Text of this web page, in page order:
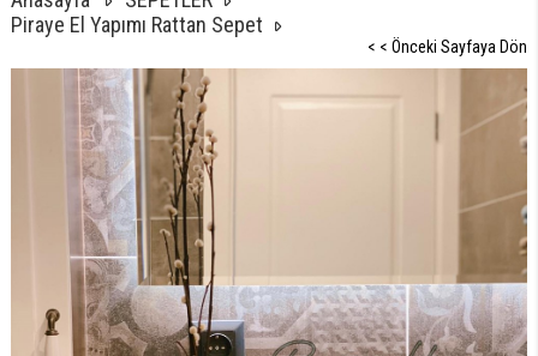
Piraye El Yapımı Rattan Sepet
< < Önceki Sayfaya Dön